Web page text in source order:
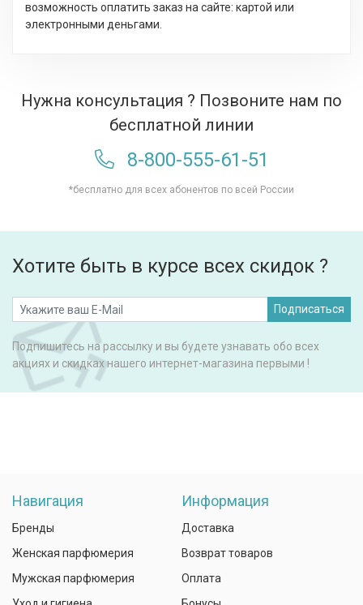
возможность оплатить заказ на сайте: картой или
электронными деньгами.
Нужна консультация ? Позвоните нам по
бесплатной линии
8-800-555-61-51
*бесплатно для всех абонентов по всей России
Хотите быть в курсе всех скидок ?
Подписаться
Подпишитесь на рассылку и вы будете узнавать обо всех
акциях и скидках нашего интернет-магазина первыми !
Навигация
Бренды
Женская парфюмерия
Мужская парфюмерия
Информация
Доставка
Возврат товаров
Оплата